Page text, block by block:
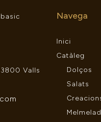
Valls
Navega
Inici
Catàleg
Dolços
Salats